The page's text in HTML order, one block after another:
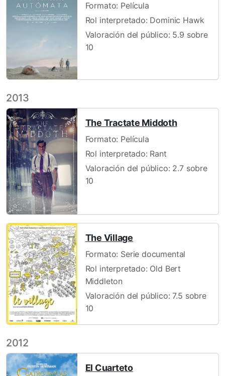
Formato: Película
Rol interpretado: Dominic Hawk
Valoración del público: 5.9 sobre
10
2013
The Tractate Middoth
Formato: Película
Rol interpretado: Rant
Valoración del público: 2.7 sobre
10
The Village
Formato: Serie documental
Rol interpretado: Old Bert
Middleton
Valoración del público: 7.5 sobre
10
2012
El Cuarteto